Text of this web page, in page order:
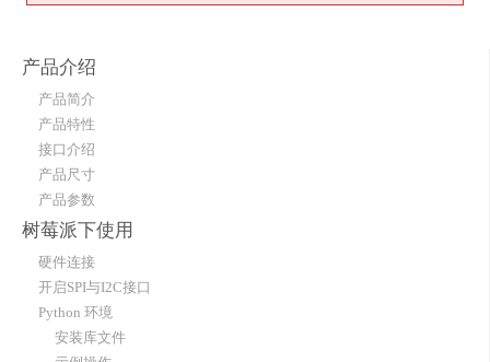
产品介绍
产品简介
产品特性
接口介绍
产品尺寸
产品参数
树莓派下使用
硬件连接
开启SPI与I2C接口
Python 环境
安装库文件